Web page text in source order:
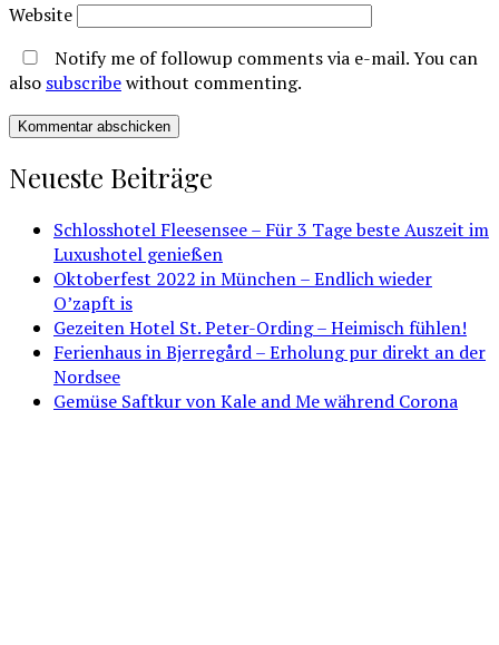
Website
Notify me of followup comments via e-mail. You can
also subscribewithout commenting.
Neueste Beiträge
Schlosshotel Fleesensee – Für 3 Tage beste Auszeit im
Luxushotel genießen
Oktoberfest 2022 in München – Endlich wieder
O’zapft is
Gezeiten Hotel St. Peter-Ording – Heimisch fühlen!
Ferienhaus in Bjerregård – Erholung pur direkt an der
Nordsee
Gemüse Saftkur von Kale and Me während Corona